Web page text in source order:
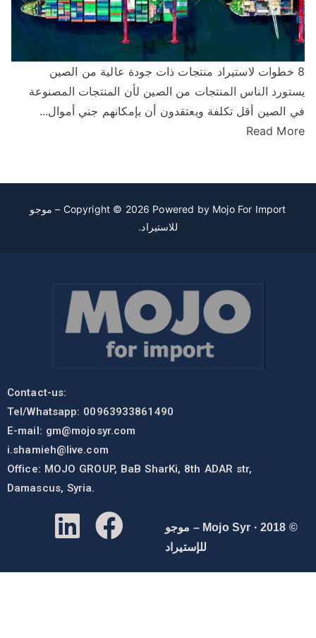
الناس المنتجات من الصين لأن المنتجات المصنوعة
الصين أقل تكلفة ويعتقدون أن بإمكانهم جني أموال...
Read
Copyright © 2026 Powered byMojo For Import – موجو
للاستيراد.
Contact-us:
Tel/Whatsapp: 00963933861490
E-mail:gm@mojosyr.com
i.shamieh@live.com
Office: MOJO GROUP, BaB SharKi, 8th ADAR str,
Damascus, Syria.
© 2018 · Mojo Syr – موجو
للإستيراد